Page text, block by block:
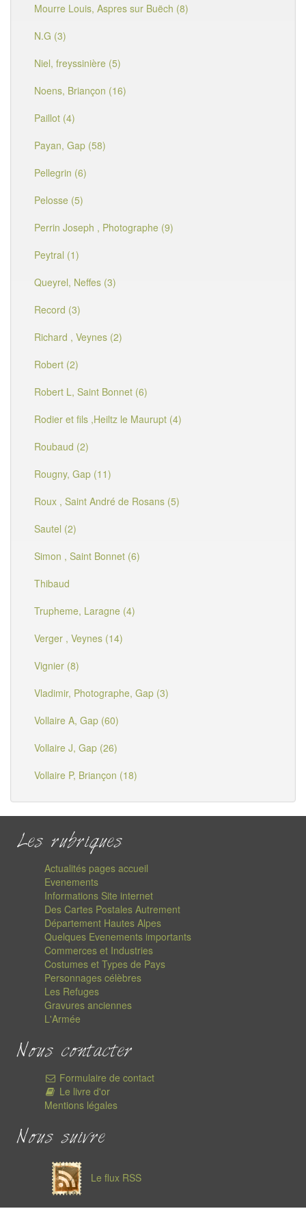
Mourre Louis, Aspres sur Buëch (8)
N.G (3)
Niel, freyssinière (5)
Noens, Briançon (16)
Paillot (4)
Payan, Gap (58)
Pellegrin (6)
Pelosse (5)
Perrin Joseph , Photographe (9)
Peytral (1)
Queyrel, Neffes (3)
Record (3)
Richard , Veynes (2)
Robert (2)
Robert L, Saint Bonnet (6)
Rodier et fils ,Heiltz le Maurupt (4)
Roubaud (2)
Rougny, Gap (11)
Roux , Saint André de Rosans (5)
Sautel (2)
Simon , Saint Bonnet (6)
Thibaud
Trupheme, Laragne (4)
Verger , Veynes (14)
Vignier (8)
Vladimir, Photographe, Gap (3)
Vollaire A, Gap (60)
Vollaire J, Gap (26)
Vollaire P, Briançon (18)
Les rubriques
Actualités pages accueil
Evenements
Informations Site internet
Des Cartes Postales Autrement
Département Hautes Alpes
Quelques Evenements importants
Commerces et Industries
Costumes et Types de Pays
Personnages célèbres
Les Refuges
Gravures anciennes
L'Armée
Nous contacter
Formulaire de contact
Le livre d'or
Mentions légales
Nous suivre
Le flux RSS